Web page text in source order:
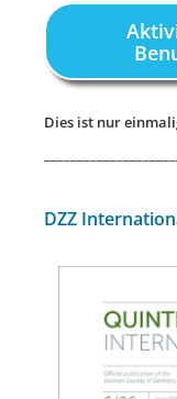
Dies ist nur
DZZ